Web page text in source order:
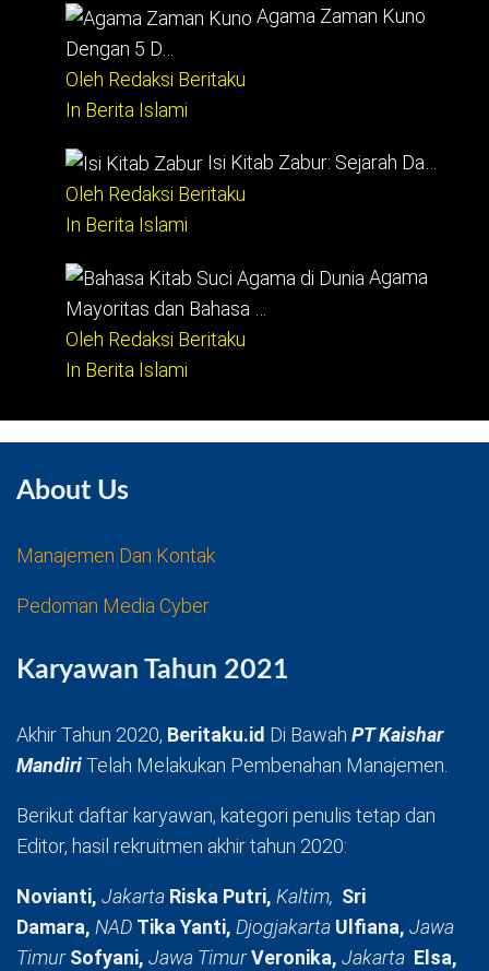
Agama Zaman Kuno
Dengan 5 D…
Oleh Redaksi Beritaku
In Berita Islami
Isi Kitab Zabur: Sejarah Da…
Oleh Redaksi Beritaku
In Berita Islami
Agama
Mayoritas dan Bahasa …
Oleh Redaksi Beritaku
In Berita Islami
About Us
Manajemen Dan Kontak
Pedoman Media Cyber
Karyawan Tahun 2021
Akhir Tahun 2020, Beritaku.id Di Bawah PT Kaishar
MandiriTelah Melakukan Pembenahan Manajemen.
Berikut daftar karyawan, kategori penulis tetap dan
Editor, hasil rekruitmen akhir tahun 2020:
Novianti, Jakarta Riska Putri, Kaltim, Sri
Damara, NAD Tika Yanti, Djogjakarta Ulfiana, Jawa
TimurSofyani, Jawa TimurVeronika, Jakarta Elsa,